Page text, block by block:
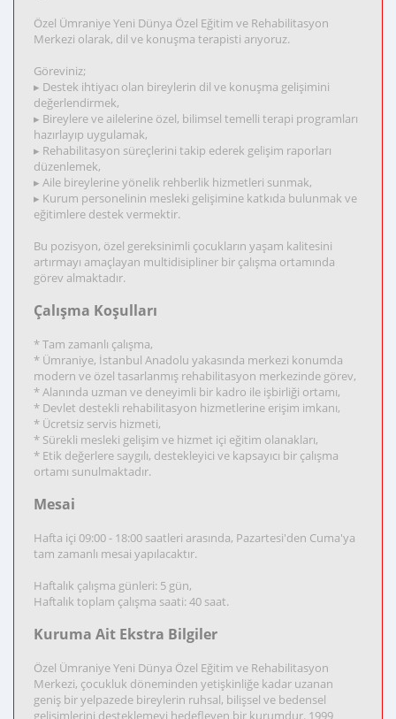
Özel Ümraniye Yeni Dünya Özel Eğitim ve Rehabilitasyon
Merkezi olarak, dil ve konuşma terapisti arıyoruz.
Göreviniz;
▸ Destek ihtiyacı olan bireylerin dil ve konuşma gelişimini
değerlendirmek,
▸ Bireylere ve ailelerine özel, bilimsel temelli terapi programları
hazırlayıp uygulamak,
▸ Rehabilitasyon süreçlerini takip ederek gelişim raporları
düzenlemek,
▸ Aile bireylerine yönelik rehberlik hizmetleri sunmak,
▸ Kurum personelinin mesleki gelişimine katkıda bulunmak ve
eğitimlere destek vermektir.
Bu pozisyon, özel gereksinimli çocukların yaşam kalitesini
artırmayı amaçlayan multidisipliner bir çalışma ortamında
görev almaktadır.
Çalışma Koşulları
* Tam zamanlı çalışma,
* Ümraniye, İstanbul Anadolu yakasında merkezi konumda
modern ve özel tasarlanmış rehabilitasyon merkezinde görev,
* Alanında uzman ve deneyimli bir kadro ile işbirliği ortamı,
* Devlet destekli rehabilitasyon hizmetlerine erişim imkanı,
* Ücretsiz servis hizmeti,
* Sürekli mesleki gelişim ve hizmet içi eğitim olanakları,
* Etik değerlere saygılı, destekleyici ve kapsayıcı bir çalışma
ortamı sunulmaktadır.
Mesai
Hafta içi 09:00 - 18:00 saatleri arasında, Pazartesi'den Cuma'ya
tam zamanlı mesai yapılacaktır.
Haftalık çalışma günleri: 5 gün,
Haftalık toplam çalışma saati: 40 saat.
Kuruma Ait Ekstra Bilgiler
Özel Ümraniye Yeni Dünya Özel Eğitim ve Rehabilitasyon
Merkezi, çocukluk döneminden yetişkinliğe kadar uzanan
geniş bir yelpazede bireylerin ruhsal, bilişsel ve bedensel
gelişimlerini desteklemeyi hedefleyen bir kurumdur. 1999